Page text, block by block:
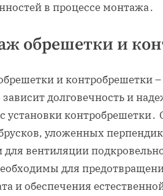
в процессе монтажа․
обрешетки и
и контробрешетки
зависит долговечность и
установки контробрешетки․
уложенных
для вентиляции
для
и обеспечения